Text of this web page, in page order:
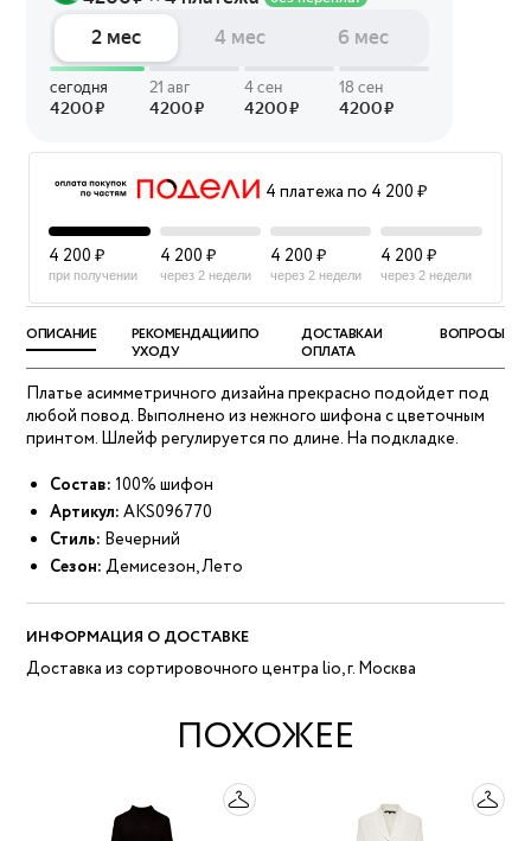
4 платежа по 4 200 ₽
4 200 ₽
при получении
4 200 ₽
через 2 недели
4 200 ₽
через 2 недели
4 200 ₽
через 2 недели
ОПИСАНИЕ
РЕКОМЕНДАЦИИ ПО
УХОДУ
ДОСТАВКА И
ОПЛАТА
ВОПРОСЫ
Платье асимметричного дизайна прекрасно подойдет под
любой повод. Выполнено из нежного шифона с цветочным
принтом. Шлейф регулируется по длине. На подкладке.
Состав: 100% шифон
Артикул: AKS096770
Стиль: Вечерний
Сезон: Демисезон, Лето
ИНФОРМАЦИЯ О ДОСТАВКЕ
Доставка из сортировочного центра lio, г. Москва
ПОХОЖЕЕ